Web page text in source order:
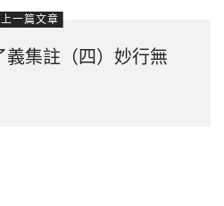
一篇文章
義集註（四）妙行無